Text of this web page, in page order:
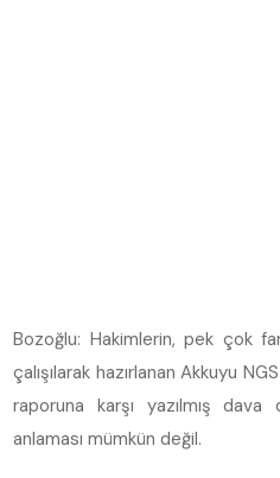
Bozoğlu: Hakimlerin, pek çok
çalışılarak hazırlanan Akkuyu
raporuna karşı yazılmış
anlaması mümkün değil.